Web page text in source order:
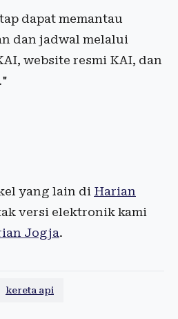
dapat memantau
dan jadwal melalui
website resmi KAI, dan
yang lain di Harian
versi elektronik kami
Jogja.
kereta api